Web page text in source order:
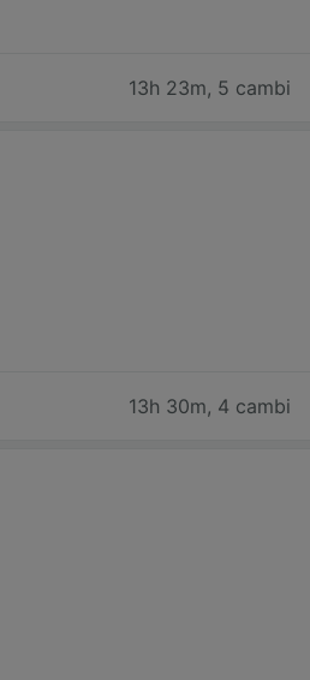
13h 23m, 5 cambi
13h 30m, 4 cambi